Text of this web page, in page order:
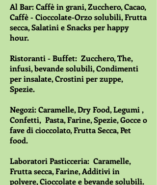
Al Bar: Caffè in grani, Zucchero, Cacao,
Caffè - Cioccolate-Orzo solubili, Frutta
secca, Salatini e Snacks per happy
hour.
Ristoranti - Buffet: Zucchero, The,
infusi, bevande solubili, Condimenti
per insalate, Crostini per zuppe,
Spezie.
Negozi: Caramelle, Dry Food, Legumi ,
Confetti, Pasta, Farine, Spezie, Gocce o
fave di cioccolato, Frutta Secca, Pet
food.
Laboratori Pasticceria: Caramelle,
Frutta secca, Farine, Additivi in
polvere, Cioccolate e bevande solubili.